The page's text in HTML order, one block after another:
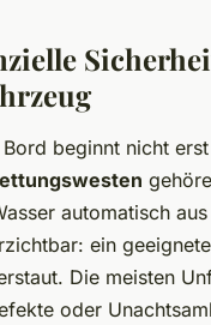
Bord beginnt nicht
automatisch
ein
Die meisten
oder